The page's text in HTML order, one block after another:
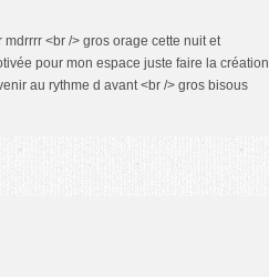
<br /> gros orage cette nuit et
pour mon espace juste faire la création
au rythme d avant <br /> gros bisous